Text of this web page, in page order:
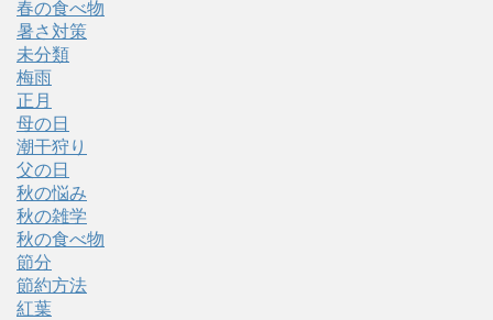
春の食べ物
暑さ対策
未分類
梅雨
正月
母の日
潮干狩り
父の日
秋の悩み
秋の雑学
秋の食べ物
節分
節約方法
紅葉